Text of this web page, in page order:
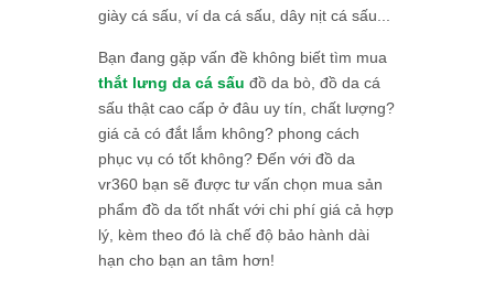
giày cá sấu, ví da cá sấu, dây nịt cá sấu...
Bạn đang gặp vấn đề không biết tìm mua
thắt lưng da cá sấu đồ da bò, đồ da cá
sấu thật cao cấp ở đâu uy tín, chất lượng?
giá cả có đắt lắm không? phong cách
phục vụ có tốt không? Đến với đồ da
vr360 bạn sẽ được tư vấn chọn mua sản
phẩm đồ da tốt nhất với chi phí giá cả hợp
lý, kèm theo đó là chế độ bảo hành dài
hạn cho bạn an tâm hơn!